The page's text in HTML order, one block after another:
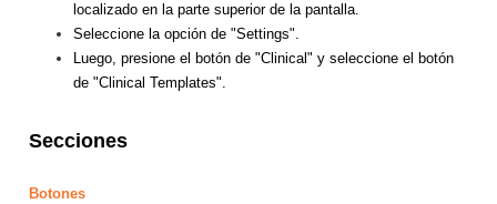
localizado en la parte superior de la pantalla.
Seleccione la opción de "Settings".
Luego, presione el botón de "Clinical" y seleccione el botón
de "Clinical Templates".
Secciones
Botones